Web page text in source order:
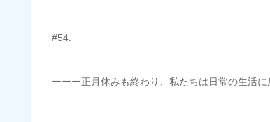
#54.
ーーー正月休みも終わり、私たちは日常の生活に